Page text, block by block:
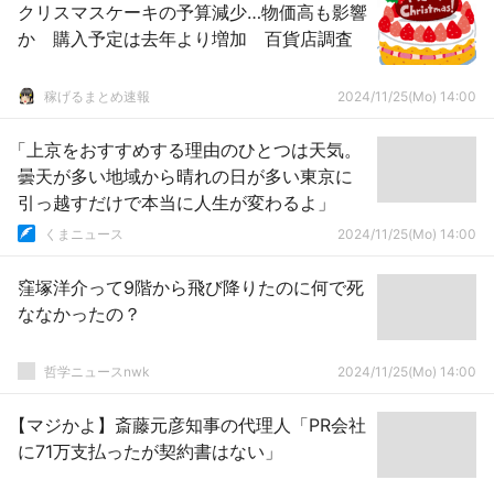
クリスマスケーキの予算減少…物価高も影響
か 購入予定は去年より増加 百貨店調査
稼げるまとめ速報 2024/11/25(Mo) 14:00
「上京をおすすめする理由のひとつは天気。
曇天が多い地域から晴れの日が多い東京に
引っ越すだけで本当に人生が変わるよ」
くまニュース 2024/11/25(Mo) 14:00
窪塚洋介って9階から飛び降りたのに何で死
ななかったの？
哲学ニュースnwk 2024/11/25(Mo) 14:00
【マジかよ】斎藤元彦知事の代理人「PR会社
に71万支払ったが契約書はない」